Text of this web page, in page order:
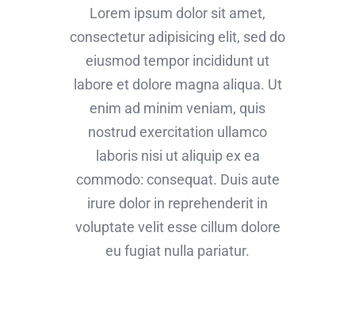
Lorem ipsum dolor sit amet,
consectetur adipisicing elit, sed do
eiusmod tempor incididunt ut
labore et dolore magna aliqua. Ut
enim ad minim veniam, quis
nostrud exercitation ullamco
laboris nisi ut aliquip ex ea
commodo: consequat. Duis aute
irure dolor in reprehenderit in
voluptate velit esse cillum dolore
eu fugiat nulla pariatur.